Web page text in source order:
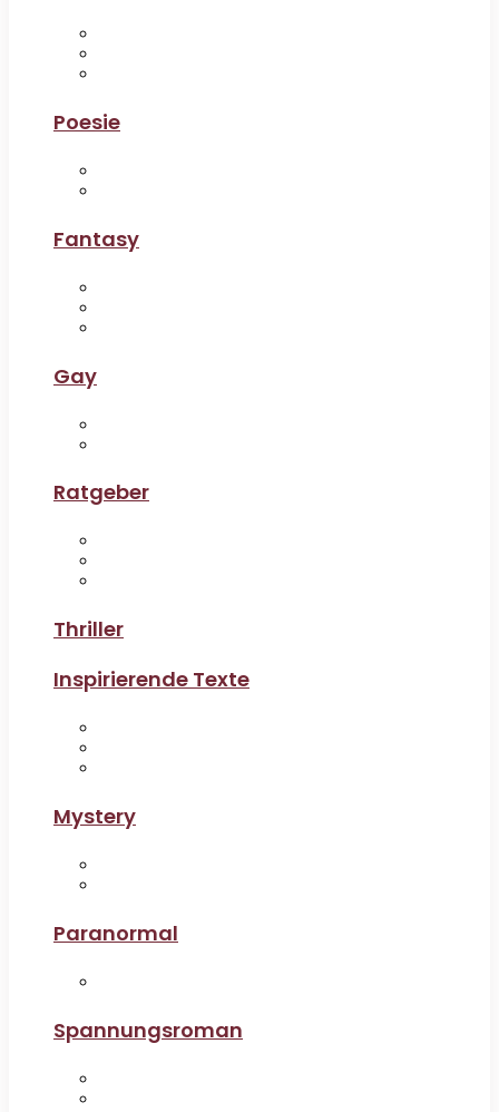
Poesie
Fantasy
Gay
Ratgeber
Thriller
Inspirierende Texte
Mystery
Paranormal
Spannungsroman